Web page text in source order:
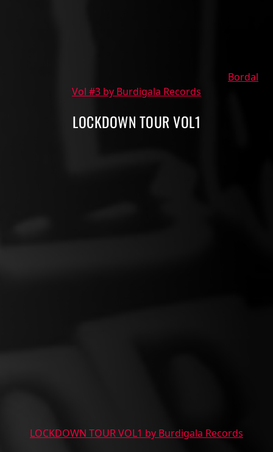
Bordal
Vol #3 by Burdigala Records
LOCKDOWN TOUR VOL1
LOCKDOWN TOUR VOL1 by Burdigala Records